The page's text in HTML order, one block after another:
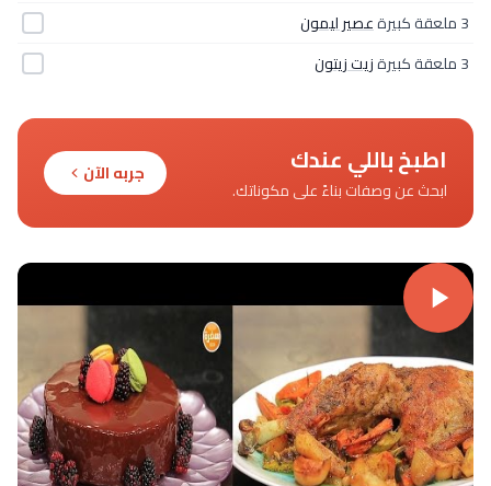
3 ملعقة كبيرة
عصير ليمون
3 ملعقة كبيرة
زيت زيتون
اطبخ باللي عندك
ابحث عن وصفات بناءً على مكوناتك.
جربه الآن